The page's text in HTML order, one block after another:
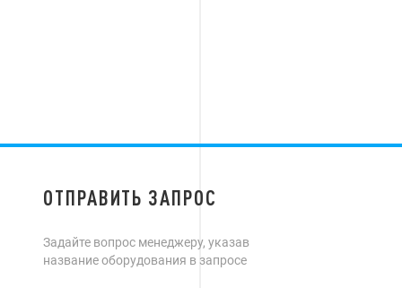
ОТПРАВИТЬ ЗАПРОС
Задайте вопрос менеджеру, указав
название оборудования в запросе